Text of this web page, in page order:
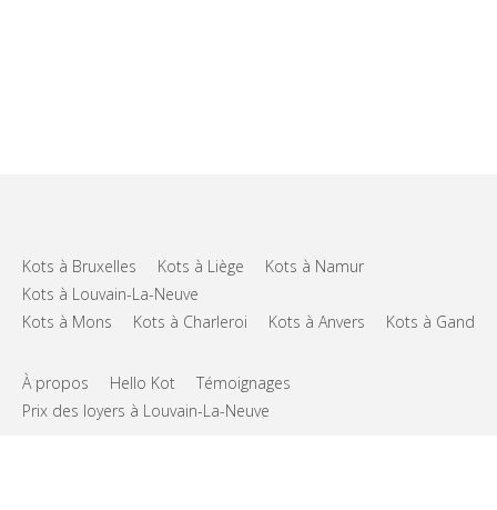
Kots à Bruxelles Kots à Liège
Kots à Namur
Kots à Louvain-La-Neuve
Kots à Mons
Kots à Charleroi Kots à Anvers Kots à Gand
À propos Hello Kot
Témoignages
Prix des loyers à Louvain-La-Neuve